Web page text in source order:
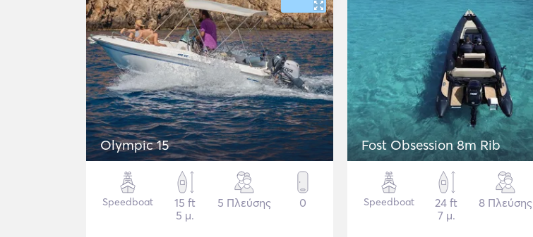
Olympic 15
Speedboat
15 ft
5 μ.
5 Πλεύσης 0
Fost Obsession 8m Rib
Speedboat
24 ft
7 μ.
8 Πλεύσης